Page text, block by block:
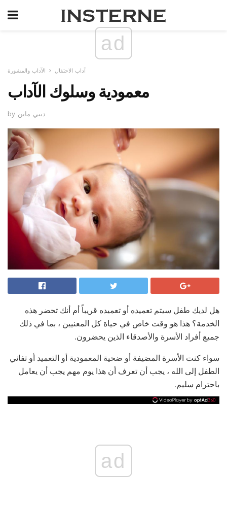
ad
آداب الاحتفال الآداب والمشورة
معمودية وسلوك الآداب
by ديبي ماين
هل لديك طفل سيتم تعميده أو تعميده قريباً أم أنك تحضر هذه
الخدمة؟ هذا هو وقت خاص في حياة كل المعنيين ، بما في ذلك
جميع أفراد الأسرة والأصدقاء الذين يحضرون.
سواء كنت الأسرة المضيفة أو ضحية المعمودية أو التعميد أو تفاني
الطفل إلى الله ، يجب أن تعرف أن هذا يوم مهم يجب أن يعامل
باحترام سليم.
ad